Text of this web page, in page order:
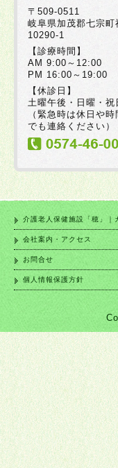
〒509-0511
岐阜県加茂郡七宗町
10290-1
【診療時間】
AM 9:00～12:00
PM 16:00～19:00
【休診日】
土曜午後・日曜・祝
（緊急時は休日や時
でも連絡ください）
介護老人保健施設「穂」｜
会社案内・アクセス
お問合せ
個人情報保護方針